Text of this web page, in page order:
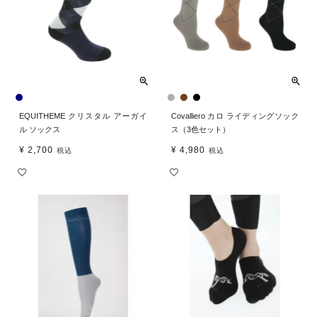
EQUITHEME クリスタル アーガイ
ル ソックス
¥ 2,700 税込
Covalliero カロ ライディングソック
ス（3色セット）
¥ 4,980 税込